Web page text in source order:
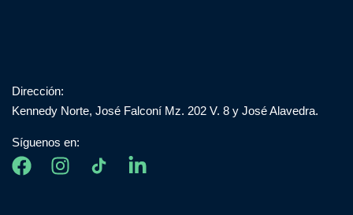
Dirección:
Kennedy Norte, José Falconí Mz. 202 V. 8 y José Alavedra.​
Síguenos en: